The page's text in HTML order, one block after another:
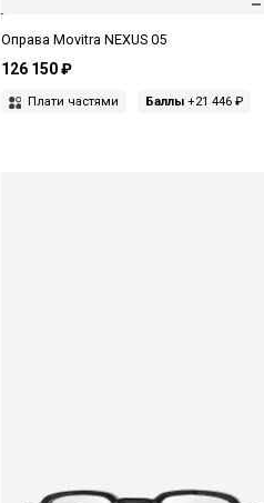
Оправа Movitra NEXUS 05
126 150 ₽
Плати частями Баллы +21 446 ₽